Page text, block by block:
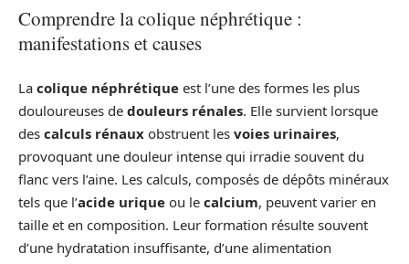
Comprendre la colique néphrétique :
manifestations et causes
La colique néphrétique est l’une des formes les plus
douloureuses de douleurs rénales. Elle survient lorsque
des calculs rénaux obstruent les voies urinaires,
provoquant une douleur intense qui irradie souvent du
flanc vers l’aine. Les calculs, composés de dépôts minéraux
tels que l’acide urique ou le calcium, peuvent varier en
taille et en composition. Leur formation résulte souvent
d’une hydratation insuffisante, d’une alimentation